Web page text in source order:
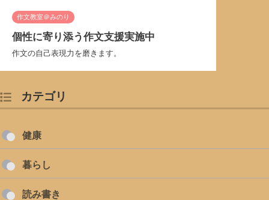
作文教室＠みのり
個性に寄り添う作文支援実施中
作文の自己表現力を磨きます。
カテゴリ
健康
暮らし
読み書き